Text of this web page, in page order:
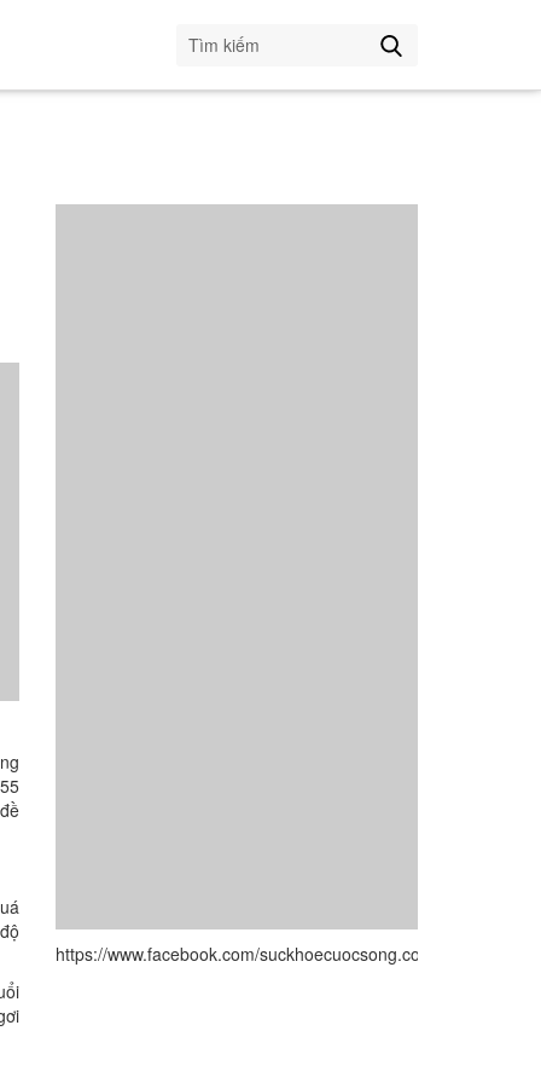
https://www.facebook.com/suckhoecuocsong.com.vn/